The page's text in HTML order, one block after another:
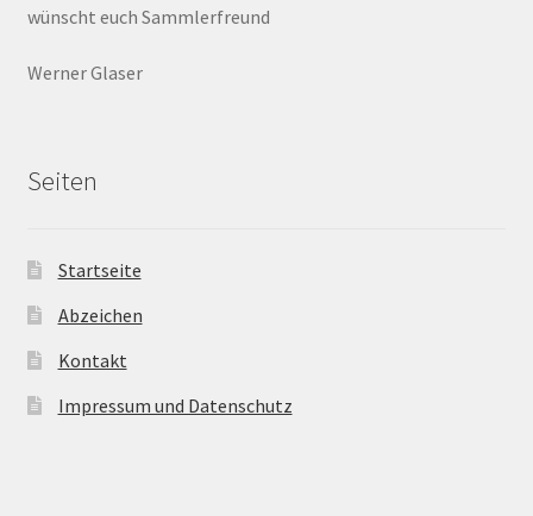
wünscht euch Sammlerfreund
Werner Glaser
Seiten
Startseite
Abzeichen
Kontakt
Impressum und Datenschutz